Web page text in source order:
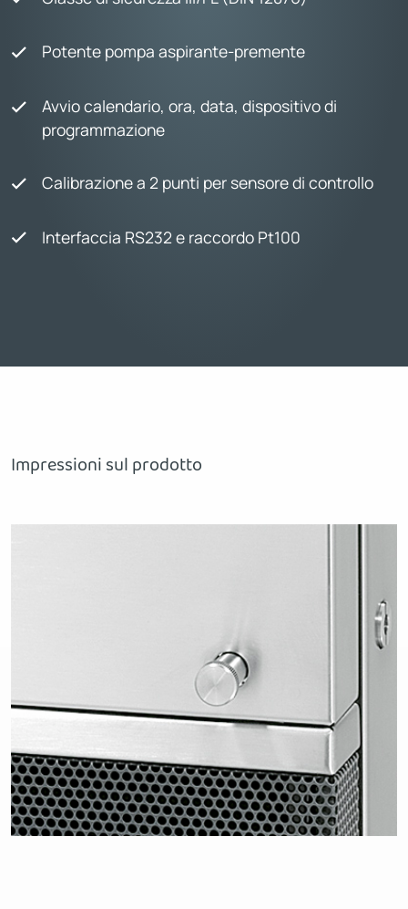
Potente pompa aspirante-premente
Avvio calendario, ora, data, dispositivo di
programmazione
Calibrazione a 2 punti per sensore di controllo
Interfaccia RS232 e raccordo Pt100
Impressioni sul prodotto